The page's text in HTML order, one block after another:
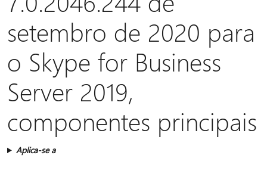
setembro de 2020 para
o Skype for Business
Server 2019,
componentes principais
Aplica-se a